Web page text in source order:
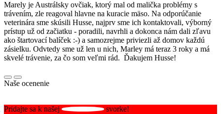
Marely je Austrálsky ovčiak, ktorý mal od malička problémy s
trávením, zle reagoval hlavne na kuracie mäso. Na odporúčanie
veterinára sme skúsili Husse, najprv sme ich kontaktovali, výborný
prístup už od začiatku - poradili, navrhli a dokonca nám dali zľavu
ako štartovací balíček :-) a samozrejme priviezli až domov každú
zásielku. Odvtedy sme už len u nich, Marley má teraz 3 roky a má
skvelé trávenie, za čo som veľmi rád. Ďakujem Husse!
Naše ocenenie
Pridajte sa k našej
svorke!